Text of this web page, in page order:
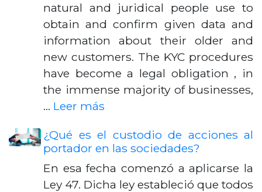
natural and juridical people use to
obtain and confirm given data and
information about their older and
new customers. The KYC procedures
have become a legal obligation , in
the immense majority of businesses,
… Leer más
¿Qué es el custodio de acciones al
portador en las sociedades?
En esa fecha comenzó a aplicarse la
Ley 47. Dicha ley estableció que todos